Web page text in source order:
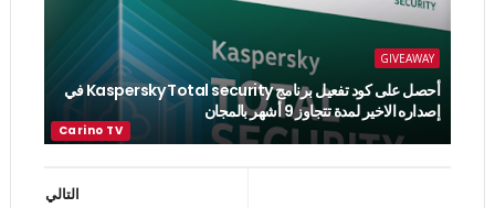
GIVEAWAY
أحصل على كود تفعيل برنامج Kaspersky Total security في
إصداره الاخير لمدة تتجاوز 9 أشهر بالمجان
التالي